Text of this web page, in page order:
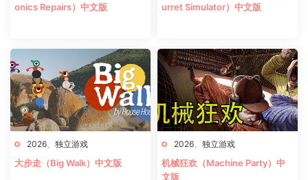
onics Repairs）中文版
urret Simulator）中文版
2026 独立游戏
大步走（Big Walk）中文版
2026 独立游戏
机械狂欢（Machine Party）中
文版